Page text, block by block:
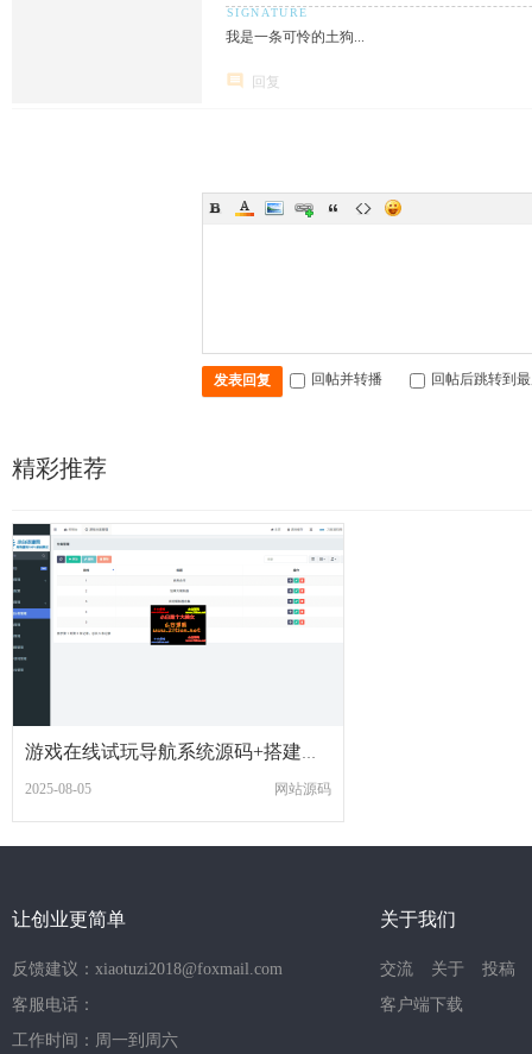
我是一条可怜的土狗...
回复
发表回复 回帖并转播 回帖后跳转到
精彩推荐
2025-08-05 网站源码
让创业更简单
反馈建议：xiaotuzi2018@foxmail.com
客服电话：
工作时间：周一到周六
关于我们
交流 关于
投稿
客户端下载